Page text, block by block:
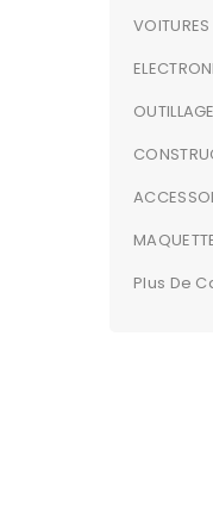
VOITURES
OUTILLAGE
Plus De